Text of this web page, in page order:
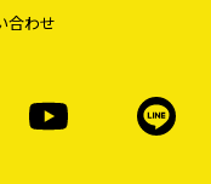
合わせ